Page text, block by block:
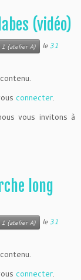
(vidéo)
1 (atelier A) le31
connecter.
vous invitons à
long
1 (atelier A) le31
connecter.